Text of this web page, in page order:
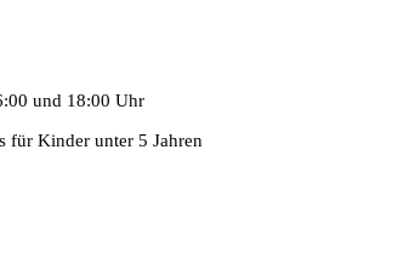
und 18:00 Uhr
für Kinder unter 5 Jahren